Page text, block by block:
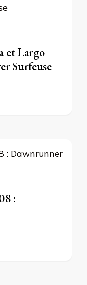
et Largo
Surfeuse
: